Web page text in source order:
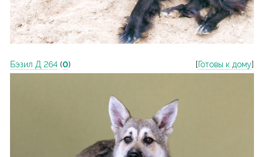
Бэзил Д 264 (0) [Готовы к дому]